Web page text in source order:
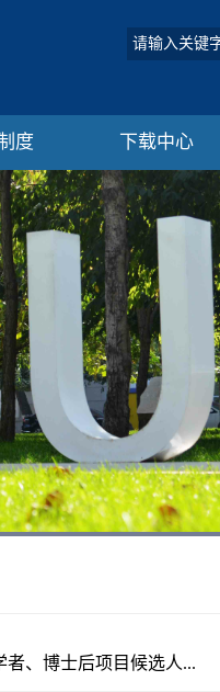
度 下载中心
者、博士后项目候选人...